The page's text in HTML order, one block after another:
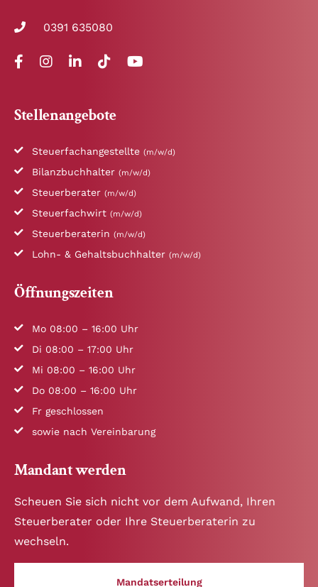
0391 635080
Stellenangebote
Steuerfachangestellte (m/w/d)
Bilanzbuchhalter (m/w/d)
Steuerberater (m/w/d)
Steuerfachwirt (m/w/d)
Steuerberaterin (m/w/d)
Lohn- & Gehaltsbuchhalter (m/w/d)
Öffnungszeiten
Mo 08:00 – 16:00 Uhr
Di 08:00 – 17:00 Uhr
Mi 08:00 – 16:00 Uhr
Do 08:00 – 16:00 Uhr
Fr geschlossen
sowie nach Vereinbarung
Mandant werden
Scheuen Sie sich nicht vor dem Aufwand, Ihren
Steuerberater oder Ihre Steuerberaterin zu
wechseln.
Mandatserteilung